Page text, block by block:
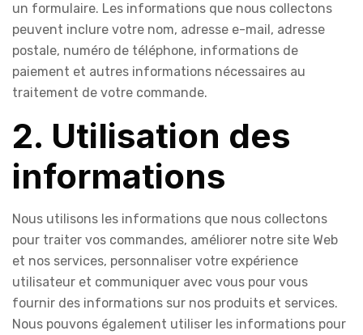
un formulaire. Les informations que nous collectons
peuvent inclure votre nom, adresse e-mail, adresse
postale, numéro de téléphone, informations de
paiement et autres informations nécessaires au
traitement de votre commande.
2. Utilisation des
informations
Nous utilisons les informations que nous collectons
pour traiter vos commandes, améliorer notre site Web
et nos services, personnaliser votre expérience
utilisateur et communiquer avec vous pour vous
fournir des informations sur nos produits et services.
Nous pouvons également utiliser les informations pour